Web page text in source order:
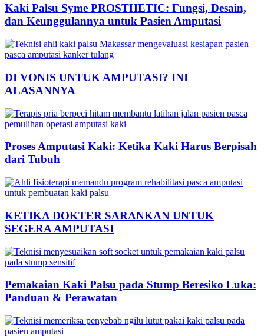
Kaki Palsu Syme PROSTHETIC: Fungsi, Desain,
dan Keunggulannya untuk Pasien Amputasi
DI VONIS UNTUK AMPUTASI? INI
ALASANNYA
Proses Amputasi Kaki: Ketika Kaki Harus Berpisah
dari Tubuh
KETIKA DOKTER SARANKAN UNTUK
SEGERA AMPUTASI
Pemakaian Kaki Palsu pada Stump Beresiko Luka:
Panduan & Perawatan